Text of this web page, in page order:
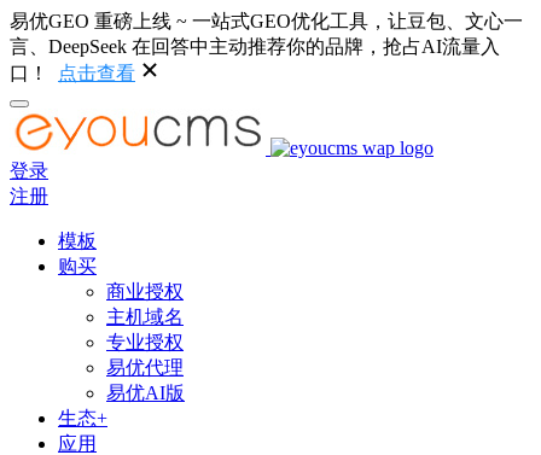
易优GEO 重磅上线 ~ 一站式GEO优化工具，让豆包、文心一
言、DeepSeek 在回答中主动推荐你的品牌，抢占AI流量入
口！
点击查看
登录
注册
模板
购买
商业授权
主机域名
专业授权
易优代理
易优AI版
生态+
应用